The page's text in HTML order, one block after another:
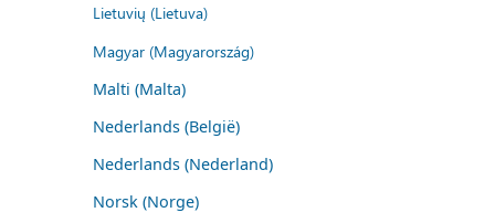
Lietuvių (Lietuva)
Magyar (Magyarország)
Malti (Malta)
Nederlands (België)
Nederlands (Nederland)
Norsk (Norge)